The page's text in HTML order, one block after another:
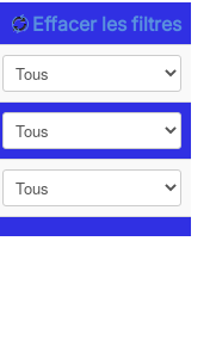
Effacer les filtres